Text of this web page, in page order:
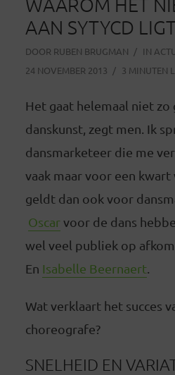
AAN SYTYCD
DOOR RUBEN BRUGMAN IN
24 NOVEMBER 2013
3 MINUTEN
Het gaat helemaal niet zo
danskunst, zegt men. Ik
dansmarketeer die me
vaak maar voor een
geldt dan ook voor
Oscarvoor de dans
wel veel publiek op
En Isabelle Beernaert.
Wat verklaart het succes
choreografe?
SNELHEID EN